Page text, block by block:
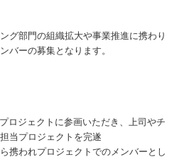
グ部門の組織拡大や事業推進に携わり
バーの募集となります。
ロジェクトに参画いただき、上司やチ
当プロジェクトを完遂
携われプロジェクトでのメンバーとし